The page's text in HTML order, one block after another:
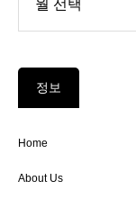
정보
Home
About Us